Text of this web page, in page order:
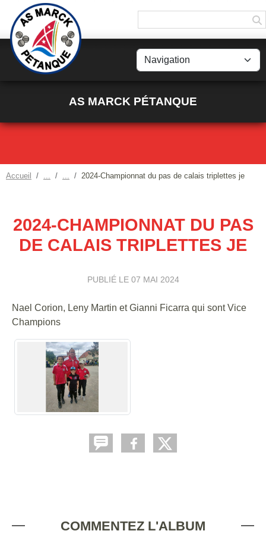
AS MARCK PÉTANQUE
Accueil 2024-Championnat du pas de calais triplettes je
2024-CHAMPIONNAT DU PAS
DE CALAIS TRIPLETTES JE
PUBLIÉ LE 07 MAI 2024
Nael Corion, Leny Martin et Gianni Ficarra qui sont Vice
Champions
COMMENTEZ L'ALBUM
Panneau de gestion des cookies